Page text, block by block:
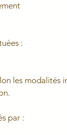
:
les modalités
par :